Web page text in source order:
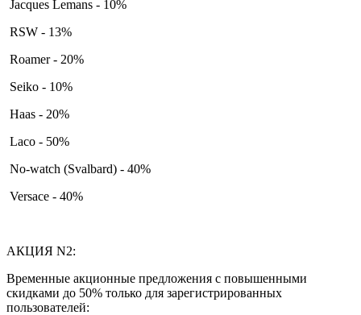
Jacques Lemans - 10%
RSW - 13%
Roamer - 20%
Seiko - 10%
Haas - 20%
Laco - 50%
No-watch (Svalbard) - 40%
Versace - 40%
АКЦИЯ N2:
Временные акционные предложения с повышенными
скидками до 50% только для зарегистрированных
пользователей: